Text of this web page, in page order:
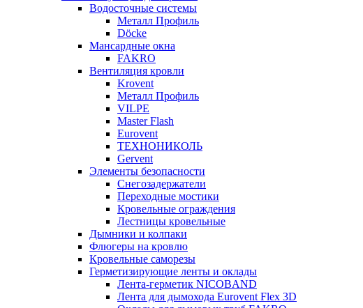
Водосточные системы
Металл Профиль
Döcke
Мансардные окна
FAKRO
Вентиляция кровли
Krovent
Металл Профиль
VILPE
Master Flash
Eurovent
ТЕХНОНИКОЛЬ
Gervent
Элементы безопасности
Снегозадержатели
Переходные мостики
Кровельные ограждения
Лестницы кровельные
Дымники и колпаки
Флюгеры на кровлю
Кровельные саморезы
Герметизирующие ленты и оклады
Лента-герметик NICOBAND
Лента для дымохода Eurovent Flex 3D